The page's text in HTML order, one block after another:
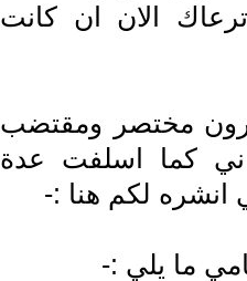
الان ان كانت
مختصر ومقتضب
كما اسلفت عدة
انشره لكم هنا :-
ما يلي :-